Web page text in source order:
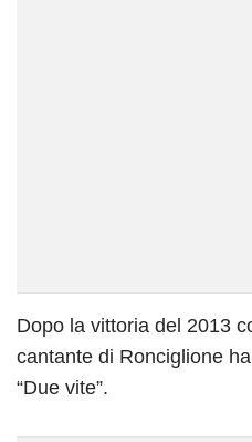
Dopo la vittoria del 2013
cantante di Ronciglione
“Due vite”.